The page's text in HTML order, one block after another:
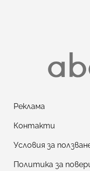
Реклама
Контакти
Условия за
Политика за